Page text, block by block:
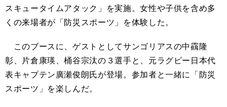
スキュータイムアタック」を実施。女性や子供を含め多
くの来場者が「防災スポーツ」を体験した。
このブースに、ゲストとしてサンゴリアスの中靍隆
彰、片倉康瑛、桶谷宗汰の３選手と、元ラグビー日本代
表キャプテン廣瀬俊朗氏が登場。参加者と一緒に「防災
スポーツ」を楽しんだ。